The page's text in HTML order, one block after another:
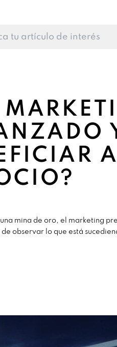
mina de oro, el marketing
observar lo que está